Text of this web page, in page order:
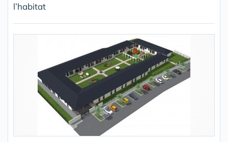
l’habitat